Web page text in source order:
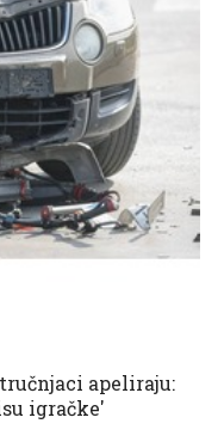
apeliraju:
igračke'